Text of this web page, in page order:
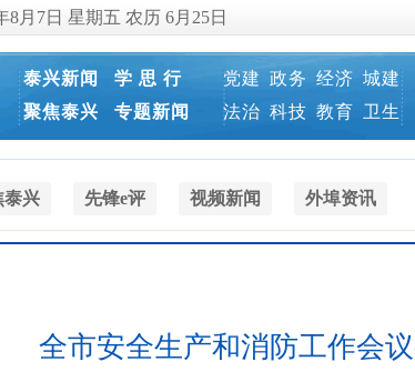
8月7日 星期五 农历 6月25日
泰兴新闻
学 思 行
聚焦泰兴
专题新闻
党建 政务 经济 城建
法治 科技 教育 卫生
泰兴 先锋e评 视频新闻 外埠资讯
全市安全生产和消防工作会